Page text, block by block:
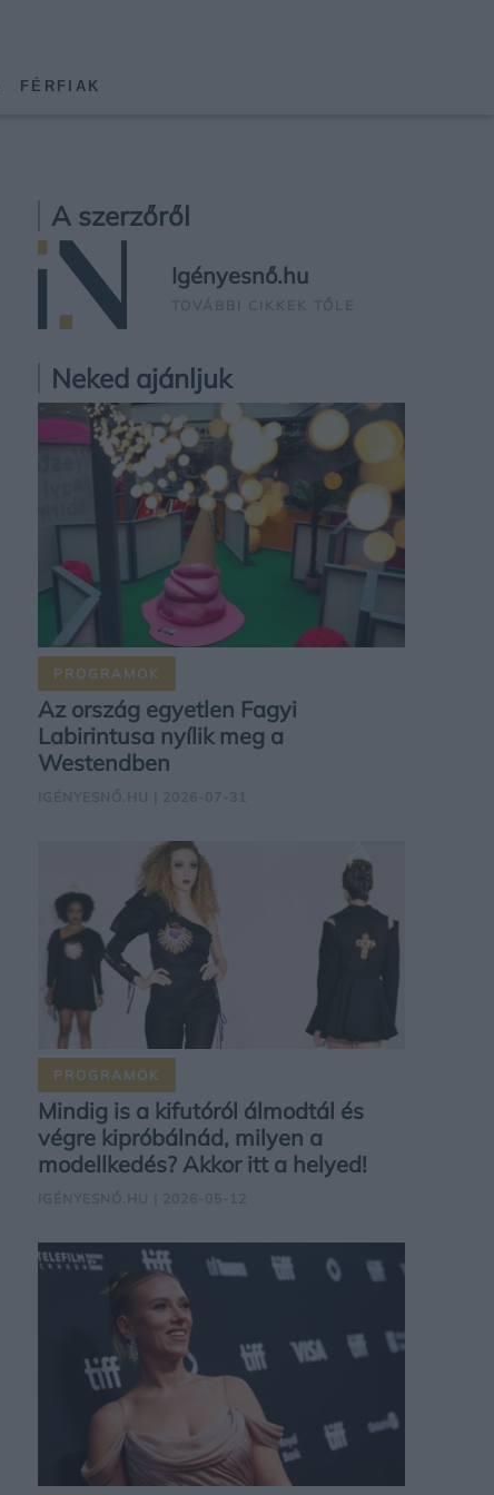
FÉRFIAK
A szerzőről
Igényesnő.hu
TOVÁBBI CIKKEK TŐLE
Neked ajánljuk
PROGRAMOK
Az ország egyetlen Fagyi
Labirintusa nyílik meg a
Westendben
PROGRAMOK
Mindig is a kifutóról álmodtál és
végre kipróbálnád, milyen a
modellkedés? Akkor itt a helyed!